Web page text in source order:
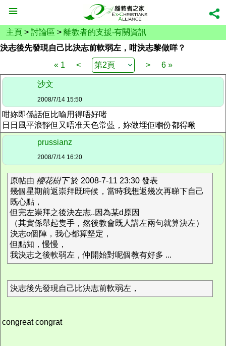
主頁 > 討論區 > 離教者的支援‧有關資訊
決志後先發現自己比決志前軟弱左，咁決志黎做咩？
« 1
< > 6 »
沙文
2008/7/14 15:50
咁妳即係話佢比喻用得唔好啫
日日風平浪靜但又唔准天色常藍，妳做埋佢嗰份都得嘞
prussianz
2008/7/14 16:20
原帖由 櫻花樹下於 2008-7-11 23:30 發表
幾個星期前返崇拜既時候，當時我想返幾次再睇下自己
既心點，
但完左崇拜之後決左志..因為某d原因
（其實係舉起隻手，然後教會既人講左兩句就算決左）
決志o個陣，我心都算堅定，
但點知，慢慢，
我決志之後軟弱左，仲開始對呢個教有好多 ...
決志後先發現自己比決志前軟弱左，
congreat congrat